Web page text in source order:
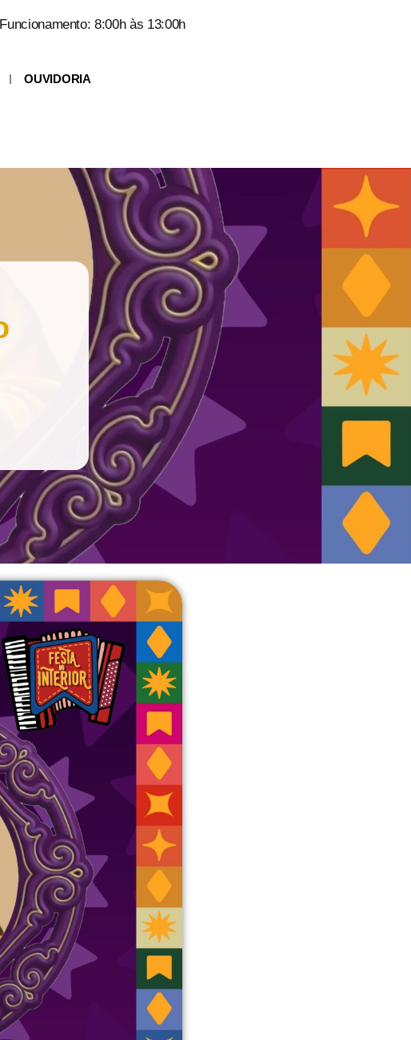
8:00h às 13:00h
OUVIDORIA